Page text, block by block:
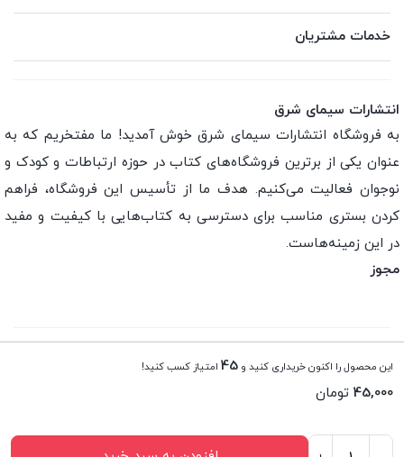
این محصول را اکنون خریداری کنید و 45 امتیاز کسب کنید!
45,000 تومان
خدمات مشتریان
انتشارات سیمای شرق
به فروشگاه انتشارات سیمای شرق خوش آمدید! ما مفتخریم که به
عنوان یکی از برترین فروشگاه‌های کتاب در حوزه ارتباطات و کودک و
نوجوان فعالیت می‌کنیم. هدف ما از تأسیس این فروشگاه، فراهم
کردن بستری مناسب برای دسترسی به کتاب‌هایی با کیفیت و مفید
در این زمینه‌هاست.
مجوز
تمامی حقوق این فروشگاه اینترنتی متعلق به انتشارات سیمای